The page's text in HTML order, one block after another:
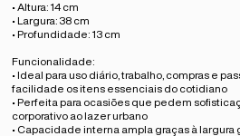
• Altura: 14 cm
• Largura: 38 cm
• Profundidade: 13 cm
Funcionalidade:
• Ideal para uso diário, trabalho, compras e
facilidade os itens essenciais do cotidiano
• Perfeita para ocasiões que pedem
corporativo ao lazer urbano
• Capacidade interna ampla graças à largura